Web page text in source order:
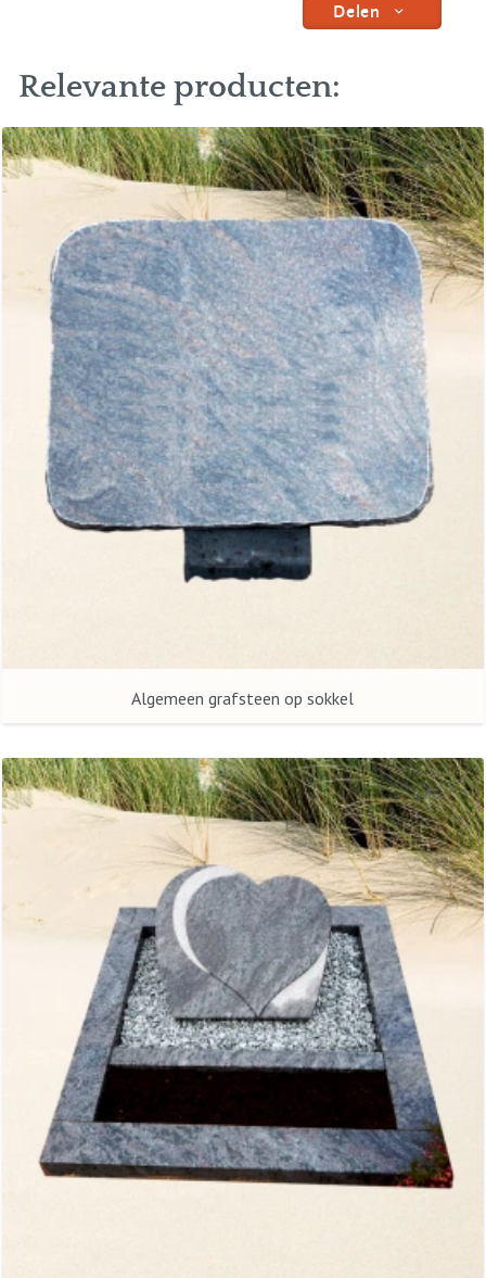
Delen
Relevante producten:
Algemeen grafsteen op sokkel